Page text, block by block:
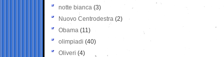
notte bianca (3)
Nuovo Centrodestra (2)
Obama (11)
olimpiadi (40)
Oliveri (4)